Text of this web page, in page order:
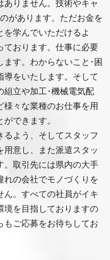
りません。技術やキャ
があります。ただお金を
学んでいただけるよ
ております。仕事に必要
す。わからないこと･困
導をいたします。そして
立や加工･機械電気配
々な業種のお仕事を用
できます。
よう、そしてスタッフ
意し、また派遣スタッ
。取引先には県内の大手
の会社でモノづくりを
ん。すべての社員がイキ
境を目指しておりますの
もご応募をお待ちしてお